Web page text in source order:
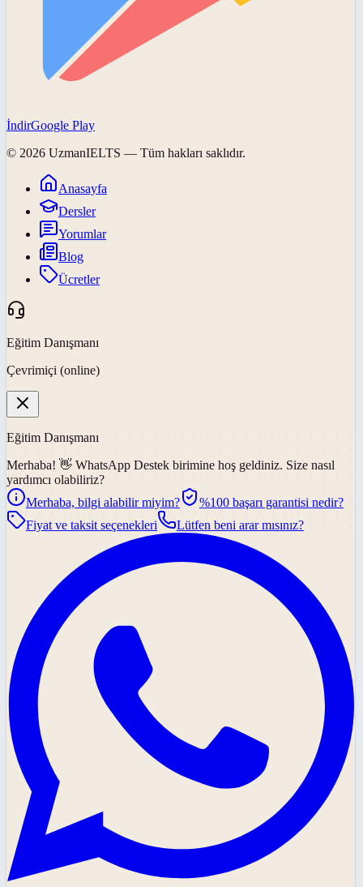
İndirGoogle Play
© 2026 UzmanIELTS — Tüm hakları saklıdır.
Anasayfa
Dersler
Yorumlar
Blog
Ücretler
Eğitim Danışmanı
Çevrimiçi (online)
Eğitim Danışmanı
Merhaba! 👋 WhatsApp Destek birimine hoş geldiniz. Size nasıl
yardımcı olabiliriz?
Merhaba, bilgi alabilir miyim?
%100 başarı garantisi nedir?
Fiyat ve taksit seçenekleri
Lütfen beni arar mısınız?